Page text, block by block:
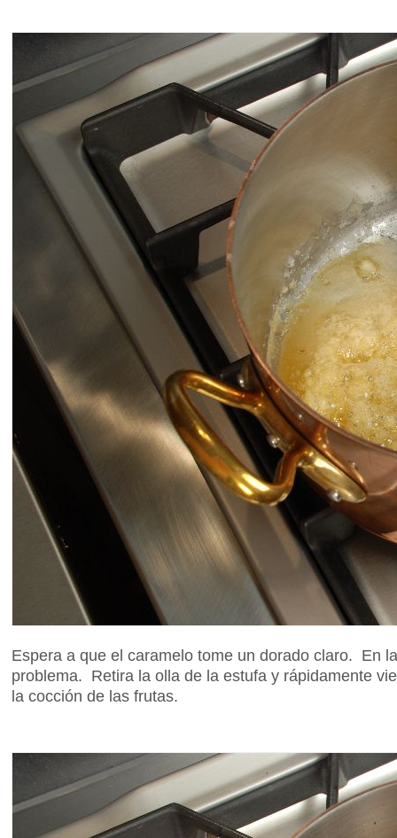
Espera a que el caramelo tome un dorado claro. En
problema. Retira la olla de la estufa y rápidamente
la cocción de las frutas.